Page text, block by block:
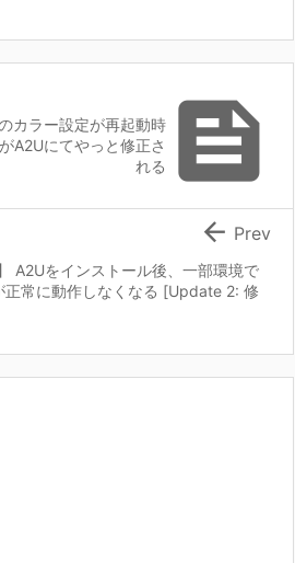

カラー設定が再起動時
A2Uにてやっと修正さ
れる
A2Uをインストール後、一部環境で
正常に動作しなくなる [Update 2: 修
 Prev